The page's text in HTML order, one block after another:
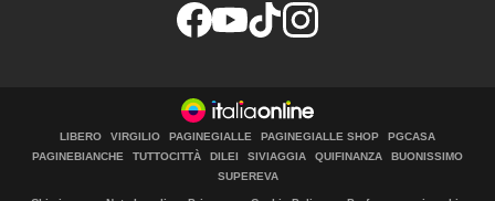
LIBERO VIRGILIO PAGINEGIALLE PAGINEGIALLE SHOP
PGCASA
PAGINEBIANCHE
TUTTOCITTÀ DILEI SIVIAGGIA QUIFINANZA
BUONISSIMO
SUPEREVA